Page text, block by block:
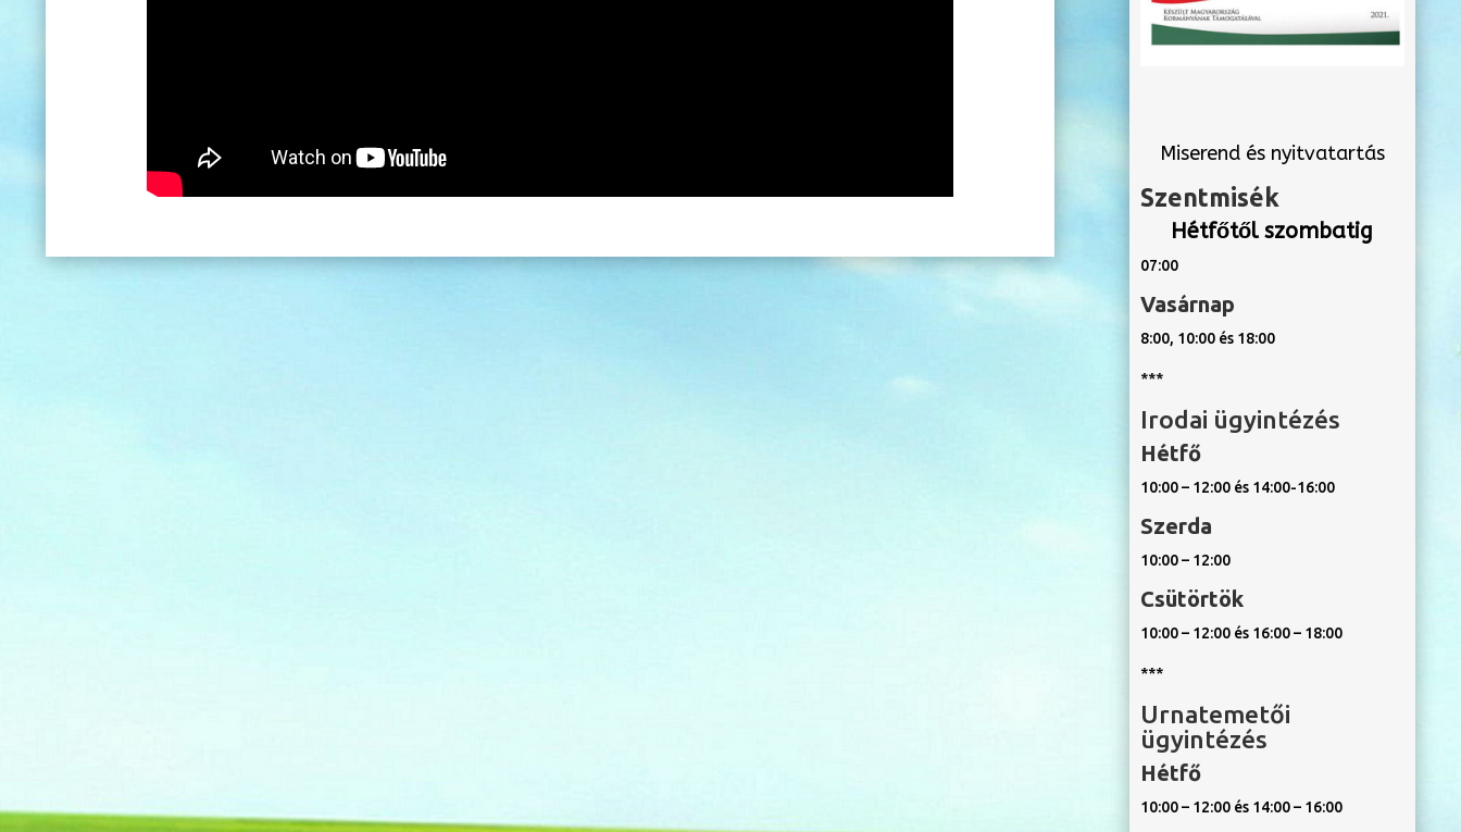
Miserend és nyitvatartás
Szentmisék
Hétfőtől szombatig
07:00
Vasárnap
8:00, 10:00 és 18:00
***
Irodai ügyintézés
Hétfő
10:00 – 12:00 és 14:00-16:00
Szerda
10:00 – 12:00
Csütörtök
10:00 – 12:00 és 16:00 – 18:00
***
Urnatemetői
ügyintézés
Hétfő
10:00 – 12:00 és 14:00 – 16:00